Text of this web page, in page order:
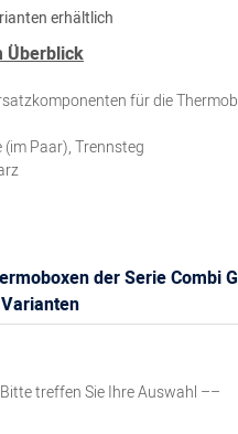
erhältlich
Überblick
für die
Paar), Trennsteg
der Serie Combi
treffen Sie Ihre Auswahl ––